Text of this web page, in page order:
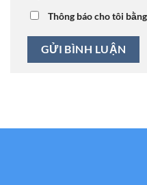
Thông báo cho tôi